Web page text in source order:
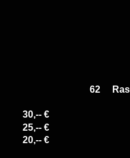
62
30,-- €
25,-- €
20,-- €